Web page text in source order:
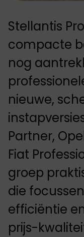
Stellantis
compacte
nog
nieuwe,
Partner,
Fiat
groep
die
efficiëntie
prijs-